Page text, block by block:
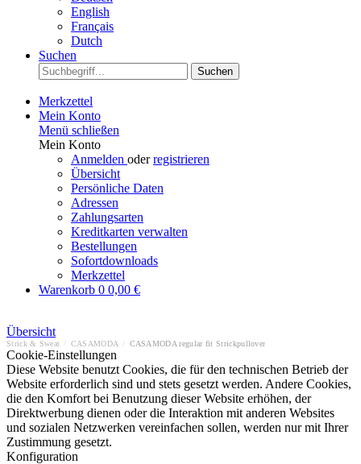
English
Français
Dutch
Suchen
Suchen
Merkzettel
Mein Konto
Menü schließen
Mein Konto
Anmelden oderregistrieren
Übersicht
Persönliche Daten
Adressen
Zahlungsarten
Kreditkarten verwalten
Bestellungen
Sofortdownloads
Merkzettel
Warenkorb 0 0,00 €
Übersicht
Strick & Sweat CASAMODA CASAMODA regular fit Strickpullover
Cookie-Einstellungen
Diese Website benutzt Cookies, die für den technischen Betrieb der
Website erforderlich sind und stets gesetzt werden. Andere Cookies,
die den Komfort bei Benutzung dieser Website erhöhen, der
Direktwerbung dienen oder die Interaktion mit anderen Websites
und sozialen Netzwerken vereinfachen sollen, werden nur mit Ihrer
Zustimmung gesetzt.
Konfiguration